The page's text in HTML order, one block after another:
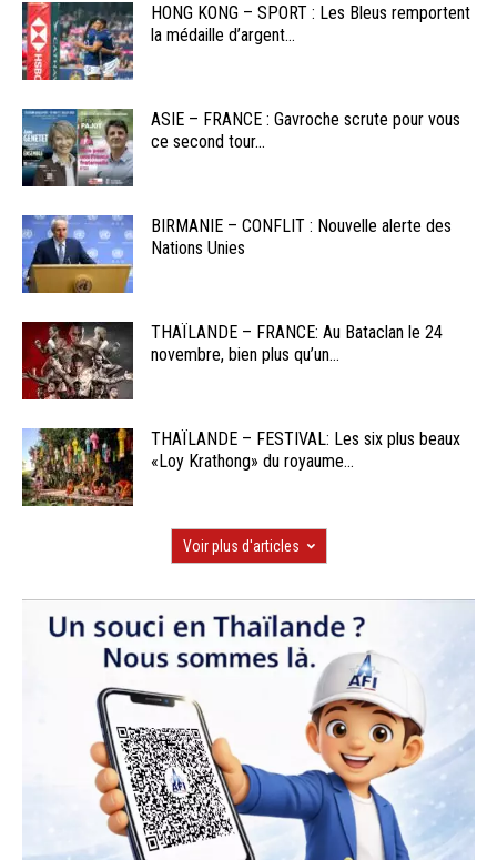
HONG KONG – SPORT : Les Bleus remportent
la médaille d’argent...
ASIE – FRANCE : Gavroche scrute pour vous
ce second tour...
BIRMANIE – CONFLIT : Nouvelle alerte des
Nations Unies
THAÏLANDE – FRANCE: Au Bataclan le 24
novembre, bien plus qu’un...
THAÏLANDE – FESTIVAL: Les six plus beaux
«Loy Krathong» du royaume...
Voir plus d'articles